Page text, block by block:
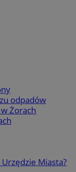
odpadów
Żorach
Urzędzie Miasta?